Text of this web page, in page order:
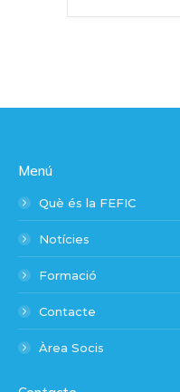
Menú
Què és la FEFIC
Notícies
Formació
Contacte
Àrea Socis